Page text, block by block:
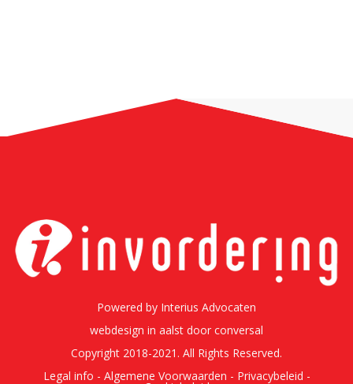
Powered by Interius Advocaten
webdesign in aalst door conversal
Copyright 2018-2021. All Rights Reserved.
Legal info - Algemene Voorwaarden - Privacybeleid -